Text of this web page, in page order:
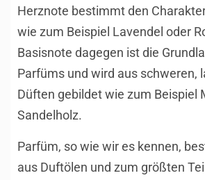
Herznote bestimmt den
wie zum Beispiel Lavendel oder
Basisnote dagegen ist die
Parfüms und wird aus schweren,
Düften gebildet wie zum Beispiel
Sandelholz.
Parfüm, so wie wir es kennen,
aus Duftölen und zum größten